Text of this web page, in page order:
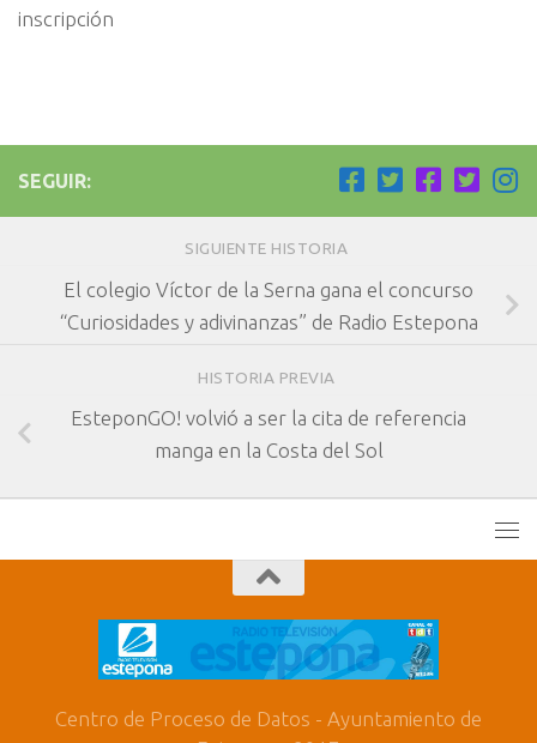
inscripción
SEGUIR:
SIGUIENTE HISTORIA
El colegio Víctor de la Serna gana el concurso
“Curiosidades y adivinanzas” de Radio Estepona
HISTORIA PREVIA
EsteponGO! volvió a ser la cita de referencia
manga en la Costa del Sol
Centro de Proceso de Datos - Ayuntamiento de